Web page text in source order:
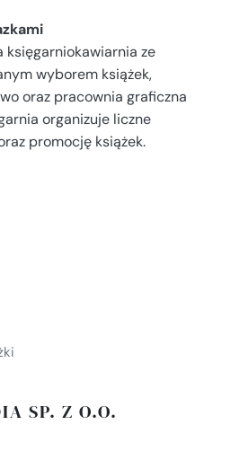
księgarniokawiarnia ze
wyborem książek,
oraz pracownia graficzna
organizuje liczne
promocję książek.
SP. Z O.O.